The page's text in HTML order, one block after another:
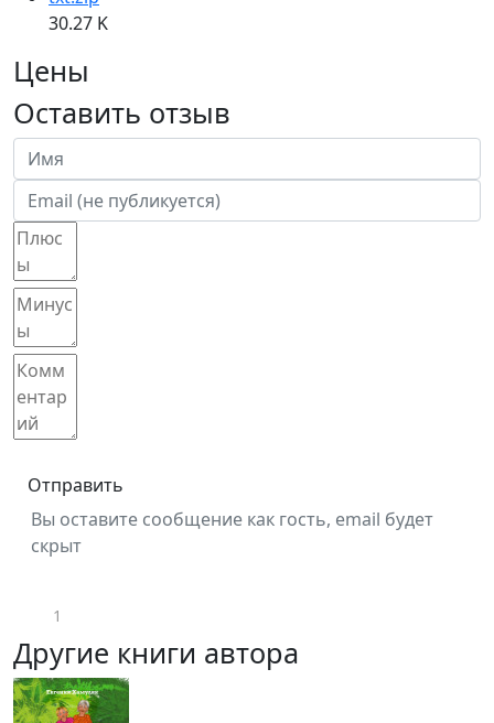
30.27 K
Цены
Оставить отзыв
Отправить
Вы оставите сообщение как гость, email будет
скрыт
1
Другие книги автора